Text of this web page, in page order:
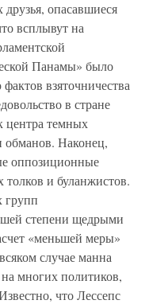
друзья, опасавшиеся
всплывут на
Панамы» было
взяточничества
в стране
центра темных
обманов. Наконец,
оппозиционные
толков и буланжистов.
групп
степени щедрыми
«меньшей меры»
случае манна
многих политиков,
что Лессепс